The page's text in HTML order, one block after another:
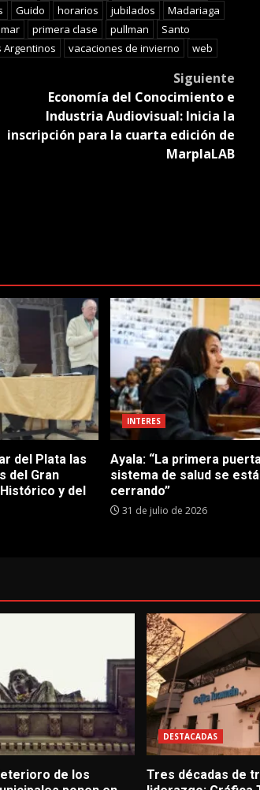
Guido horarios jubilados
Madariaga
primera clase pullman
Santo
Argentinos vacaciones de invierno web
Siguiente
Economía del Conocimiento e
Industria Audiovisual: Inicia la
inscripción para la cuarta edición de
MarplaLAB
del Plata las
del Gran
y del
INTERES
Ayala: “La primera
sistema de salud se está
cerrando”
31 de julio de 2026
de los
DESTACADAS
Tres décadas de